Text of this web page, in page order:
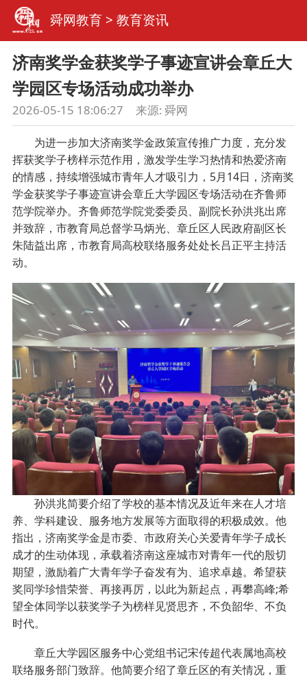
舜网教育 >教育资讯
济南奖学金获奖学子事迹宣讲会章丘大
学园区专场活动成功举办
2026-05-15 18:06:27 来源: 舜网
为进一步加大济南奖学金政策宣传推广力度，充分发
挥获奖学子榜样示范作用，激发学生学习热情和热爱济南
的情感，持续增强城市青年人才吸引力，5月14日，济南奖
学金获奖学子事迹宣讲会章丘大学园区专场活动在齐鲁师
范学院举办。齐鲁师范学院党委委员、副院长孙洪兆出席
并致辞，市教育局总督学马炳光、章丘区人民政府副区长
朱陆益出席，市教育局高校联络服务处处长吕正平主持活
动。
孙洪兆简要介绍了学校的基本情况及近年来在人才培
养、学科建设、服务地方发展等方面取得的积极成效。他
指出，济南奖学金是市委、市政府关心关爱青年学子成长
成才的生动体现，承载着济南这座城市对青年一代的殷切
期望，激励着广大青年学子奋发有为、追求卓越。希望获
奖同学珍惜荣誉、再接再厉，以此为新起点，再攀高峰;希
望全体同学以获奖学子为榜样见贤思齐，不负韶华、不负
时代。
章丘大学园区服务中心党组书记宋传超代表属地高校
联络服务部门致辞。他简要介绍了章丘区的有关情况，重